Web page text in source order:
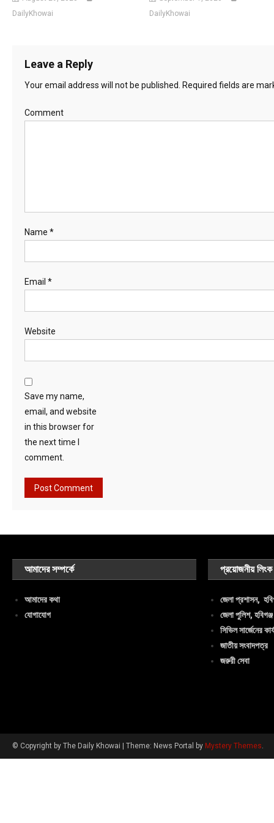
DailyKhowai
DailyKhowai
Leave a Reply
Your email address will not be published. Required fields are
Comment
Name *
Email *
Website
Save my name,
email, and website
in this browser for
the next time I
comment.
আমাদের সম্পর্কে
আমাদের কথা
যোগাযোগ
প্রয়োজনীয় লিংক
জেলা প্রশাসন,
জেলা পুলিশ, হবিগঞ্জ
সিভিল সার্জেনের
জাতীয় সংবাদপত্র
জরুরী সেবা
© Copyright by The Daily Khowai | Theme: News Portal by Mystery Themes